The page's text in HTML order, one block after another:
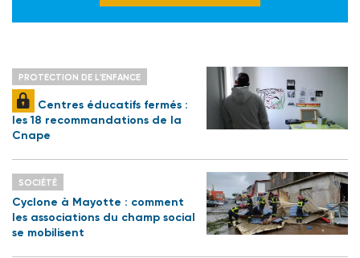
PROTECTION DE L'ENFANCE
Centres éducatifs fermés :
les 18 recommandations de la
Cnape
SOCIÉTÉ
Cyclone à Mayotte : comment
les associations du champ social
se mobilisent